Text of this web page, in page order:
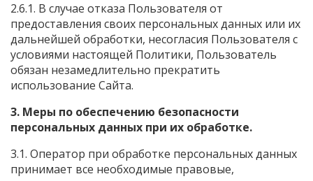
2.6.1. В случае отказа Пользователя от
предоставления своих персональных данных или их
дальнейшей обработки, несогласия Пользователя с
условиями настоящей Политики, Пользователь
обязан незамедлительно прекратить
использование Сайта.
3. Меры по обеспечению безопасности
персональных данных при их обработке.
3.1. Оператор при обработке персональных данных
принимает все необходимые правовые,